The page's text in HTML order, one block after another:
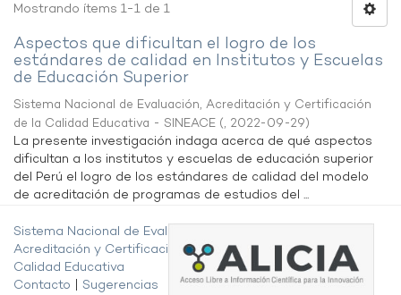
Mostrando ítems 1-1 de 1
Aspectos que dificultan el logro de los
estándares de calidad en Institutos y Escuelas
de Educación Superior
Sistema Nacional de Evaluación, Acreditación y Certificación
de la Calidad Educativa - SINEACE (, 2022-09-29)
La presente investigación indaga acerca de qué aspectos
dificultan a los institutos y escuelas de educación superior
del Perú el logro de los estándares de calidad del modelo
de acreditación de programas de estudios del ...
Sistema Nacional de Evaluación,
Acreditación y Certificación de la
Calidad Educativa
Contacto
Sugerencias